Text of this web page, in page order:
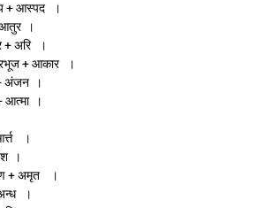
+ आस्पद ।
आतुर ।
+ अरि ।
+ आकार ।
+ अंजन ।
आत्मा ।
।
।
+ अमृत ।
।